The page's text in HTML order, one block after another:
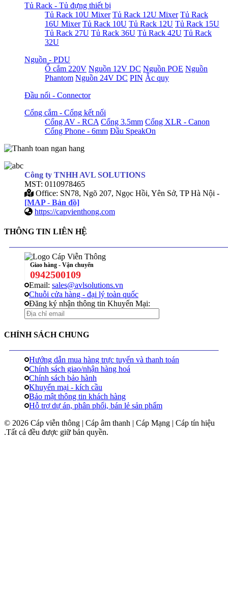
Tủ Rack - Tủ đựng thiết bị
Tủ Rack 10U Mixer Tủ Rack 12U Mixer Tủ Rack
16U Mixer Tủ Rack 10U Tủ Rack 12U Tủ Rack 15U
Tủ Rack 27U Tủ Rack 36U Tủ Rack 42U Tủ Rack
32U
Nguồn - PDU
Ổ cắm 220V Nguồn 12V DC Nguồn POE Nguồn
Phantom Nguồn 24V DC PIN Ắc quy
Đầu nối - Connector
Cổng cắm - Cổng kết nối
Cổng AV - RCA Cổng 3.5mm Cổng XLR - Canon
Cổng Phone - 6mm Đầu SpeakOn
Công ty TNHH AVL SOLUTIONS
MST: 0110978465
Office: SN78, Ngõ 207, Ngọc Hồi, Yên Sở, TP Hà Nội -
[MAP - Bản đồ]
https://capvienthong.com
THÔNG TIN LIÊN HỆ
Giao hàng - Vận chuyển
0942500109
Email: sales@avlsolutions.vn
Chuỗi cửa hàng - đại lý toàn quốc
Đăng ký nhận thông tin Khuyến Mại:
CHÍNH SÁCH CHUNG
Hướng dẫn mua hàng trực tuyến và thanh toán
Chính sách giao/nhận hàng hoá
Chính sách bảo hành
Khuyến mại - kích cầu
Bảo mật thông tin khách hàng
Hỗ trợ dự án, phân phối, bán lẻ sản phẩm
© 2026 Cáp viễn thông | Cáp âm thanh | Cáp Mạng | Cáp tín hiệu
.Tất cả đều được giữ bản quyền.